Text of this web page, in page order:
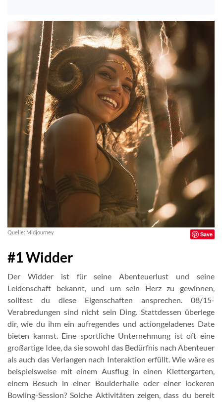
Quelle: Midjourney Save
#1 Widder
Der Widder ist für seine Abenteuerlust und seine
Leidenschaft bekannt, und um sein Herz zu gewinnen,
solltest du diese Eigenschaften ansprechen. 08/15-
Verabredungen sind nicht sein Ding. Stattdessen überlege
dir, wie du ihm ein aufregendes und actiongeladenes Date
bieten kannst. Eine sportliche Unternehmung ist oft eine
großartige Idee, da sie sowohl das Bedürfnis nach Abenteuer
als auch das Verlangen nach Interaktion erfüllt. Wie wäre es
beispielsweise mit einem Ausflug in einen Klettergarten,
einem Besuch in einer Boulderhalle oder einer lockeren
Bowling-Session? Solche Aktivitäten zeigen, dass du bereit